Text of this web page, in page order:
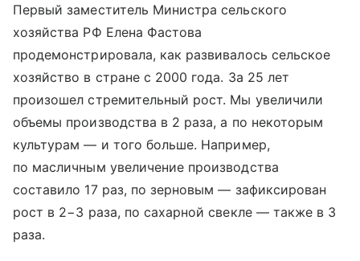
Первый заместитель Министра сельского
хозяйства РФ Елена Фастова
продемонстрировала, как развивалось сельское
хозяйство в стране с 2000 года. За 25 лет
произошел стремительный рост. Мы увеличили
объемы производства в 2 раза, а по некоторым
культурам — и того больше. Например,
по масличным увеличение производства
составило 17 раз, по зерновым — зафиксирован
рост в 2−3 раза, по сахарной свекле — также в 3
раза.